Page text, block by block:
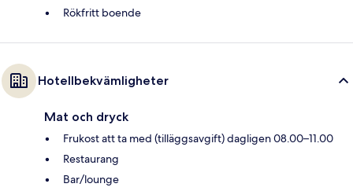
Rökfritt boende
Hotellbekvämligheter
Mat och dryck
Frukost att ta med (tilläggsavgift) dagligen 08.00–11.00
Restaurang
Bar/lounge